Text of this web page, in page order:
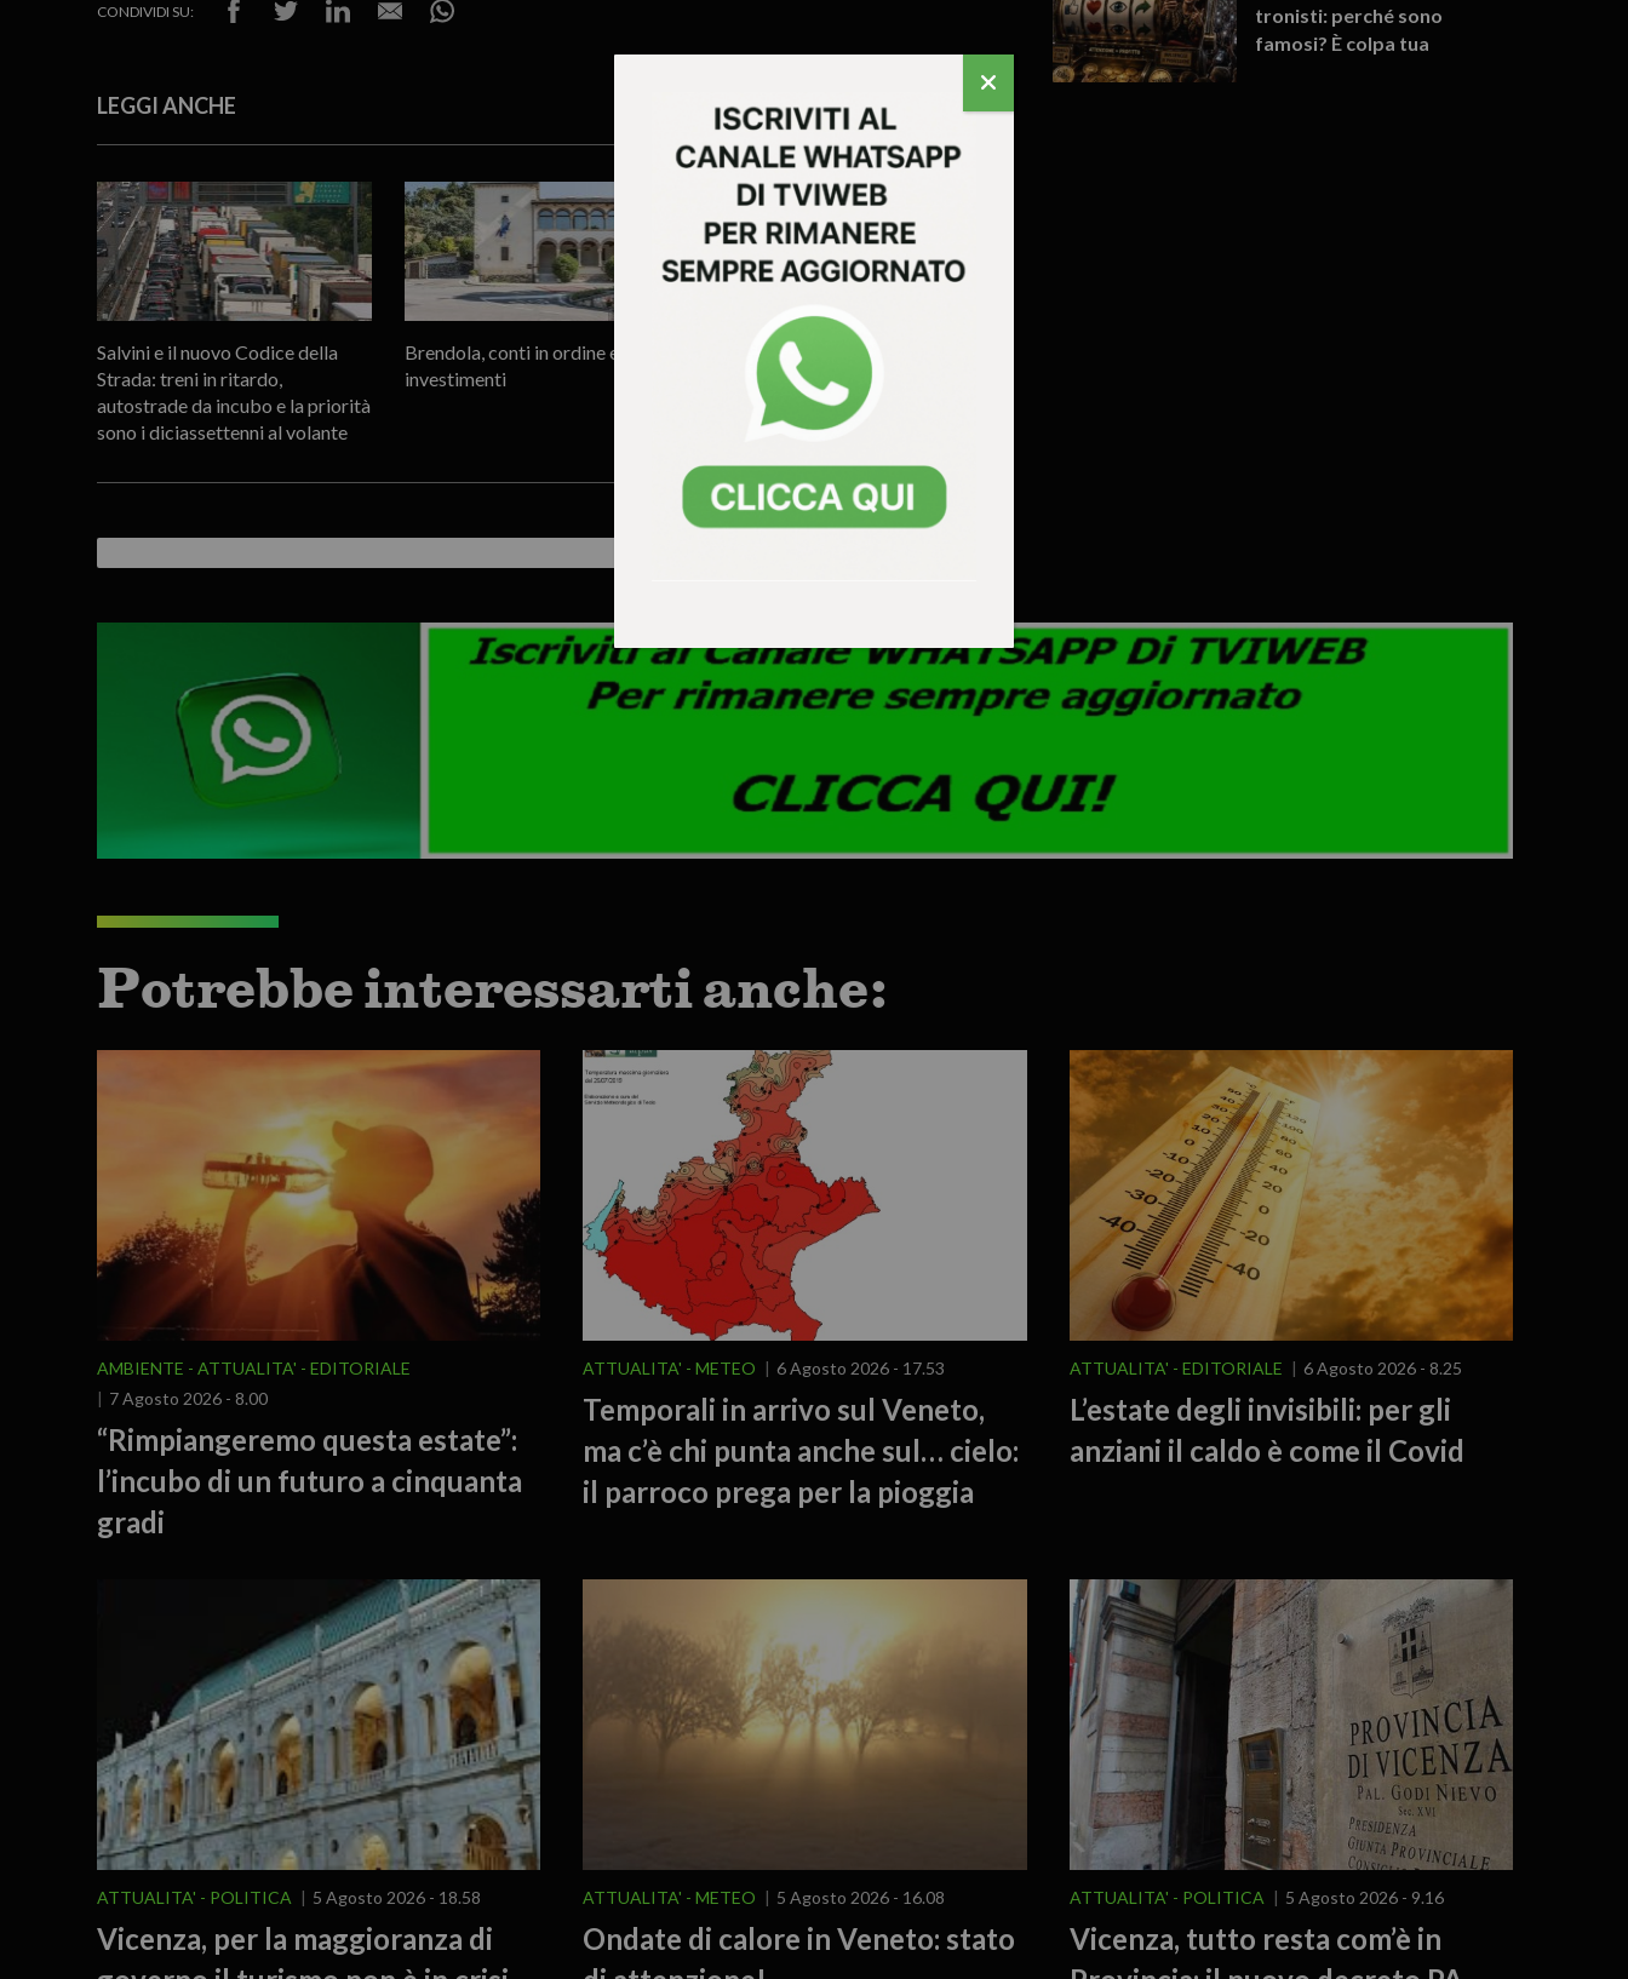
CONDIVIDI SU:
LEGGI ANCHE
Salvini e il nuovo Codice della
Strada: treni in ritardo,
autostrade da incubo e la priorità
sono i diciassettenni al volante
Brendola, conti in ordine e
investimenti
Vicenza riapre la Triestina
tronisti: perché sono
famosi? È colpa tua
Potrebbe interessarti anche:
AMBIENTE ATTUALITA'
EDITORIALE
7 Agosto 2026 - 8.00
“Rimpiangeremo questa estate”:
l’incubo di un futuro a cinquanta
gradi
ATTUALITA' METEO 6 Agosto 2026 - 17.53
Temporali in arrivo sul Veneto,
ma c’è chi punta anche sul… cielo:
il parroco prega per la pioggia
ATTUALITA' EDITORIALE 6 Agosto 2026 - 8.25
L’estate degli invisibili: per gli
anziani il caldo è come il Covid
ATTUALITA' POLITICA 5 Agosto 2026 - 18.58
Vicenza, per la maggioranza di
ATTUALITA' METEO 5 Agosto 2026 - 16.08
Ondate di calore in Veneto: stato
ATTUALITA' POLITICA 5 Agosto 2026 - 9.16
Vicenza, tutto resta com’è in